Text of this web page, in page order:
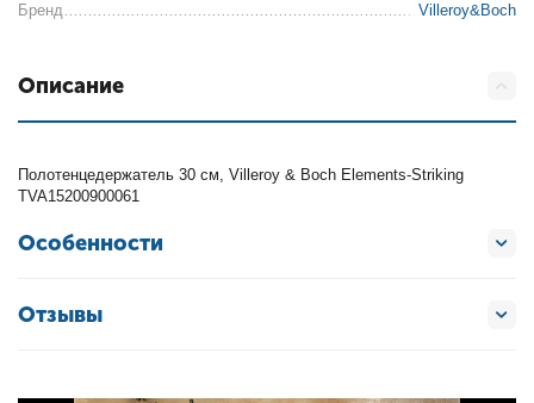
Бренд Villeroy&Boch
Описание
Полотенцедержатель 30 см, Villeroy & Boch Elements-Striking
TVA15200900061
Особенности
Отзывы